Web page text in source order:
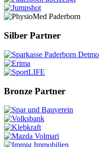
Silber Partner
Bronze Partner